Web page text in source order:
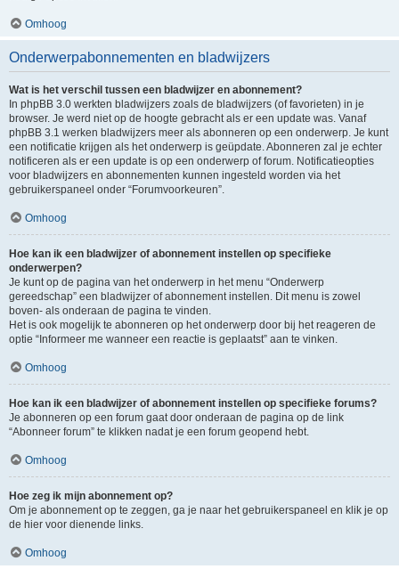
Omhoog
Onderwerpabonnementen en bladwijzers
Wat is het verschil tussen een bladwijzer en abonnement?
In phpBB 3.0 werkten bladwijzers zoals de bladwijzers (of favorieten) in je
browser. Je werd niet op de hoogte gebracht als er een update was. Vanaf
phpBB 3.1 werken bladwijzers meer als abonneren op een onderwerp. Je kunt
een notificatie krijgen als het onderwerp is geüpdate. Abonneren zal je echter
notificeren als er een update is op een onderwerp of forum. Notificatieopties
voor bladwijzers en abonnementen kunnen ingesteld worden via het
gebruikerspaneel onder “Forumvoorkeuren”.
Omhoog
Hoe kan ik een bladwijzer of abonnement instellen op specifieke
onderwerpen?
Je kunt op de pagina van het onderwerp in het menu “Onderwerp
gereedschap” een bladwijzer of abonnement instellen. Dit menu is zowel
boven- als onderaan de pagina te vinden.
Het is ook mogelijk te abonneren op het onderwerp door bij het reageren de
optie “Informeer me wanneer een reactie is geplaatst” aan te vinken.
Omhoog
Hoe kan ik een bladwijzer of abonnement instellen op specifieke forums?
Je abonneren op een forum gaat door onderaan de pagina op de link
“Abonneer forum” te klikken nadat je een forum geopend hebt.
Omhoog
Hoe zeg ik mijn abonnement op?
Om je abonnement op te zeggen, ga je naar het gebruikerspaneel en klik je op
de hier voor dienende links.
Omhoog